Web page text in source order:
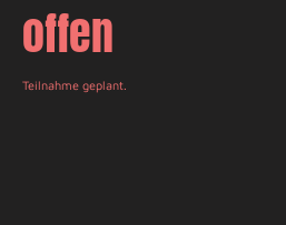
offen
Teilnahme geplant.